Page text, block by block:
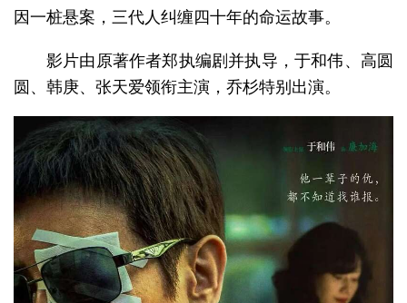
因一桩悬案，三代人纠缠四十年的命运故事。
影片由原著作者郑执编剧并执导，于和伟、高圆
圆、韩庚、张天爱领衔主演，乔杉特别出演。